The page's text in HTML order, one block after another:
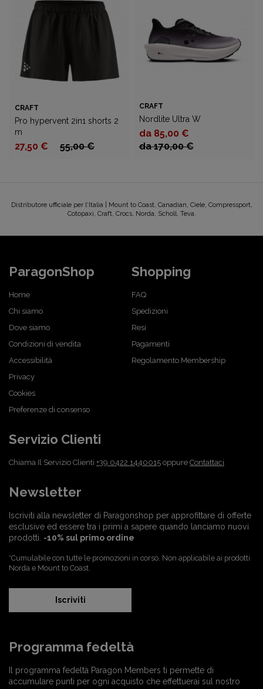
CRAFT
Pro hypervent 2in1 shorts 2
m
27,50 € 55,00 €
CRAFT
Nordlite Ultra W
da 85,00 €
da 170,00 €
Distributore ufficiale per l'Italia | Mount to Coast, Canadian, Ciele, Compressport,
Cotopaxi, Craft, Crocs, Norda, Scholl, Teva.
ParagonShop
Home
Chi siamo
Dove siamo
Condizioni di vendita
Accessibilità
Privacy
Cookies
Preferenze di consenso
Shopping
FAQ
Spedizioni
Resi
Pagamenti
Regolamento Membership
Servizio Clienti
Chiama Il Servizio Clienti +39 0422 1440015 oppure Contattaci
Newsletter
Iscriviti alla newsletter di Paragonshop per approfittare di offerte
esclusive ed essere tra i primi a sapere quando lanciamo nuovi
prodotti. -10% sul primo ordine
*Cumulabile con tutte le promozioni in corso. Non applicabile ai prodotti
Norda e Mount to Coast.
Iscriviti
Programma fedeltà
Il programma fedeltà Paragon Members ti permette di
accumulare punti per ogni acquisto che effettuerai sul nostro